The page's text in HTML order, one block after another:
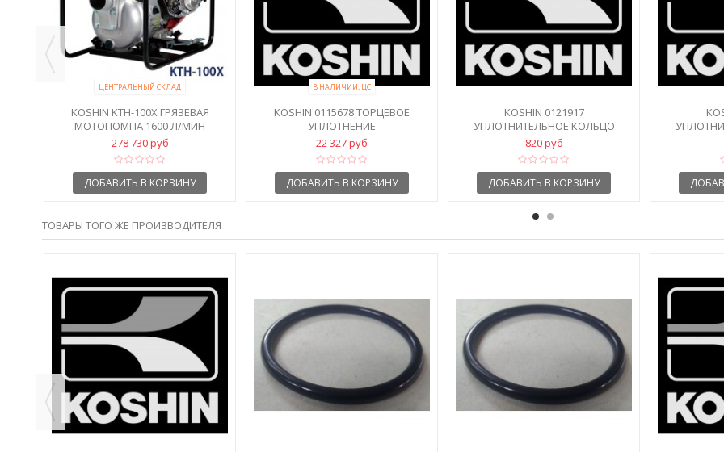
ЦЕНТРАЛЬНЫЙ СКЛАД
KOSHIN KTH-100X ГРЯЗЕВАЯ
МОТОПОМПА 1600 Л/МИН
278 730 руб
ДОБАВИТЬ В КОРЗИНУ
В НАЛИЧИИ, ЦС
KOSHIN 0115678 ТОРЦЕВОЕ
УПЛОТНЕНИЕ
22 327 руб
ДОБАВИТЬ В КОРЗИНУ
KOSHIN 0121917
УПЛОТНИТЕЛЬНОЕ КОЛЬЦО
820 руб
ДОБАВИТЬ В КОРЗИНУ
ТОВАРЫ ТОГО ЖЕ ПРОИЗВОДИТЕЛЯ